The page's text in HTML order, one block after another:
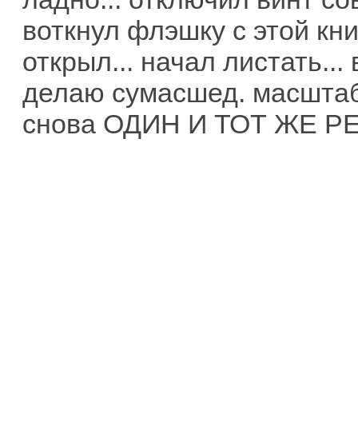
воткнул флэшку с этой
открыл... начал
делаю сумасшед.
снова ОДИН И ТОТ ЖЕ